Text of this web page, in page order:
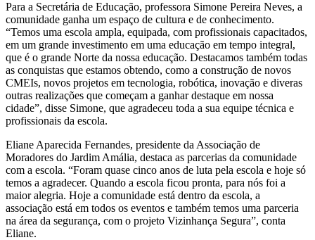
Para a Secretária de Educação, professora Simone Pereira Neves, a
comunidade ganha um espaço de cultura e de conhecimento.
“Temos uma escola ampla, equipada, com profissionais capacitados,
em um grande investimento em uma educação em tempo integral,
que é o grande Norte da nossa educação. Destacamos também todas
as conquistas que estamos obtendo, como a construção de novos
CMEIs, novos projetos em tecnologia, robótica, inovação e diveras
outras realizações que começam a ganhar destaque em nossa
cidade”, disse Simone, que agradeceu toda a sua equipe técnica e
profissionais da escola.
Eliane Aparecida Fernandes, presidente da Associação de
Moradores do Jardim Amália, destaca as parcerias da comunidade
com a escola. “Foram quase cinco anos de luta pela escola e hoje só
temos a agradecer. Quando a escola ficou pronta, para nós foi a
maior alegria. Hoje a comunidade está dentro da escola, a
associação está em todos os eventos e também temos uma parceria
na área da segurança, com o projeto Vizinhança Segura”, conta
Eliane.